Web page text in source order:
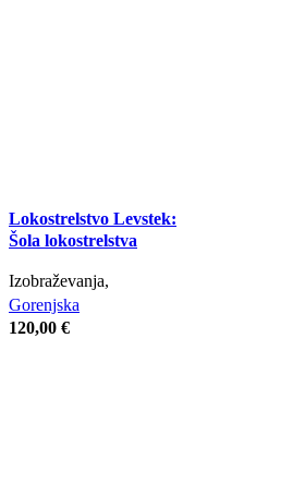
Lokostrelstvo Levstek:
Šola lokostrelstva
Izobraževanja,
Gorenjska
120,00 €